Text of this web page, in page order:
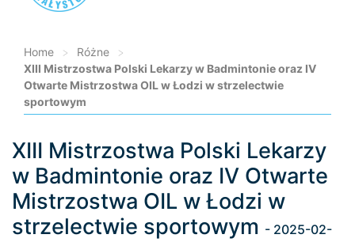
Home > Różne
>
XIII Mistrzostwa Polski Lekarzy w Badmintonie oraz IV
Otwarte Mistrzostwa OIL w Łodzi w strzelectwie
sportowym
Loading...
XIII Mistrzostwa Polski Lekarzy
w Badmintonie oraz IV Otwarte
Mistrzostwa OIL w Łodzi w
strzelectwie sportowym - 2025-02-